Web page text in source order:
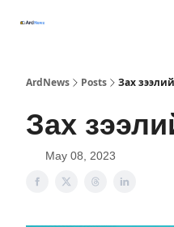
ArdNews Posts Зах
Зах
May 08, 2023